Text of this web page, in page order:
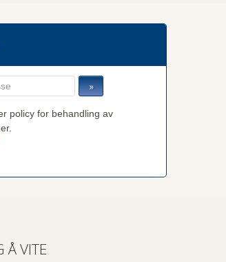
policy for behandling av
Å VITE